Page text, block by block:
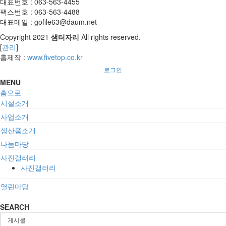
팩스번호 : 063-563-4488
대표메일 : gofile63@daum.net
Copyright 2021 샘터자리 All rights reserved.
[관리]
홈제작 : www.fivetop.co.kr
로그인
MENU
홈으로
시설소개
사업소개
생산품소개
나눔마당
사진갤러리
사진갤러리
열린마당
SEARCH